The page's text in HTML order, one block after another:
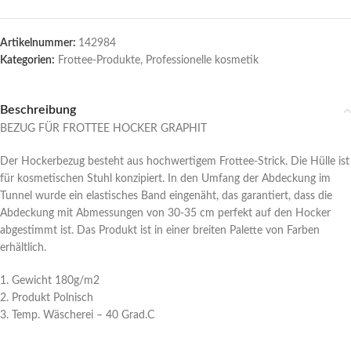
Artikelnummer: 142984
Kategorien: Frottee-Produkte, Professionelle kosmetik
Beschreibung
BEZUG FÜR FROTTEE HOCKER GRAPHIT
Der Hockerbezug besteht aus hochwertigem Frottee-Strick. Die Hülle ist
für kosmetischen Stuhl konzipiert. In den Umfang der Abdeckung im
Tunnel wurde ein elastisches Band eingenäht, das garantiert, dass die
Abdeckung mit Abmessungen von 30-35 cm perfekt auf den Hocker
abgestimmt ist. Das Produkt ist in einer breiten Palette von Farben
erhältlich.
1. Gewicht 180g/m2
2. Produkt Polnisch
3. Temp. Wäscherei – 40 Grad.C